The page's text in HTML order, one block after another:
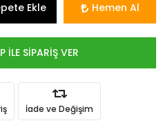
Ekle Hemen Al
İLE SİPARİŞ VER
İade ve Değişim